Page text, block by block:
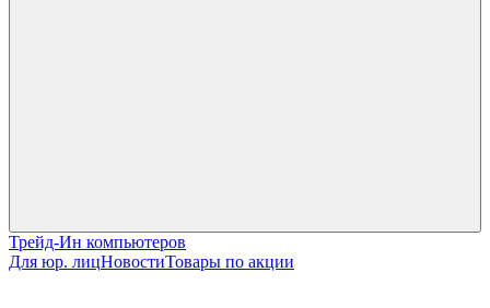
Трейд-Ин компьютеров
Для юр. лицНовостиТовары по акции